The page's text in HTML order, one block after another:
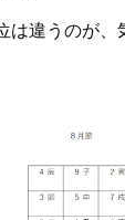
は違うのが